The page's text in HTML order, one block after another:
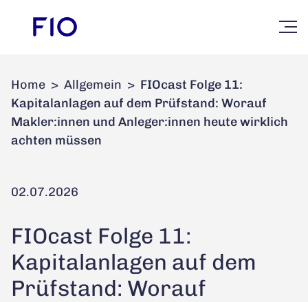
Home > Allgemein > FIOcast Folge 11:
Kapitalanlagen auf dem Prüfstand: Worauf
Makler:innen und Anleger:innen heute wirklich
achten müssen
02.07.2026
FIOcast Folge 11:
Kapitalanlagen auf dem
Prüfstand: Worauf